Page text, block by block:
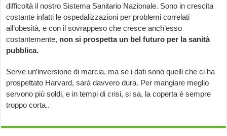
difficoltà il nostro Sistema Sanitario Nazionale. Sono in crescita
costante infatti le ospedalizzazioni per problemi correlati
all’obesità, e con il sovrappeso che cresce anch’esso
costantemente, non si prospetta un bel futuro per la sanità
pubblica.
Serve un’inversione di marcia, ma se i dati sono quelli che ci ha
prospettato Harvard, sarà davvero dura. Per mangiare meglio
servono più soldi, e in tempi di crisi, si sa, la coperta è sempre
troppo corta..